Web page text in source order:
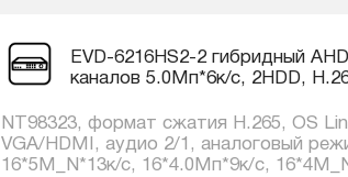
EVD-6216HS2-2 гибридный
каналов 5.0Мп*6к/с, 2HDD,
NT98323, формат сжатия H.265, OS
VGA/HDMI, аудио 2/1, аналоговый
16*5М_N*13к/с, 16*4.0Мп*9к/c,